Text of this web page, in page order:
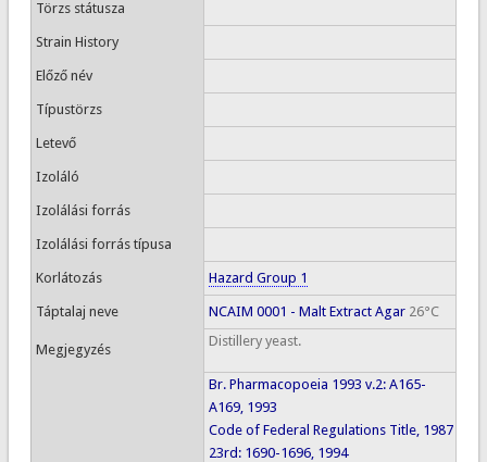
Törzs státusza
Strain History
Előző név
Típustörzs
Letevő
Izoláló
Izolálási forrás
Izolálási forrás típusa
Korlátozás Hazard Group 1
Táptalaj neve NCAIM 0001 - Malt Extract Agar26°C
Megjegyzés
Distillery yeast.
Br. Pharmacopoeia 1993 v.2: A165-
A169, 1993
Code of Federal Regulations Title, 1987
23rd: 1690-1696, 1994